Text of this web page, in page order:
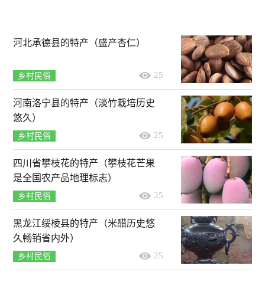
河北承德县的特产（盛产杏仁）
乡村民俗 25
河南洛宁县的特产（淡竹栽培历史
悠久）
乡村民俗 25
四川省攀枝花的特产（攀枝花芒果
是全国农产品地理标志）
乡村民俗 25
黑龙江绥棱县的特产（米醋历史悠
久畅销省内外）
乡村民俗 25